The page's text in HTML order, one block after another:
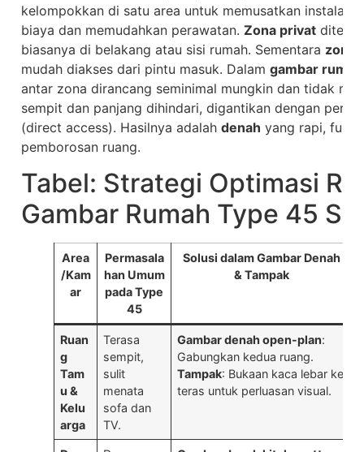
kelompokkan di satu area untuk memusatkan instalasi
biaya dan memudahkan perawatan. Zona privat
biasanya di belakang atau sisi rumah. Sementara zona
mudah diakses dari pintu masuk. Dalam gambar
antar zona dirancang seminimal mungkin dan tidak
sempit dan panjang dihindari, digantikan dengan
(direct access). Hasilnya adalah denah yang rapi,
pemborosan ruang.
Tabel: Strategi Optimasi
Gambar Rumah Type 45
Area
/Kam
ar
Permasala
han Umum
pada Type
45
Solusi dalam Gambar Denah
& Tampak
Ruan
g
Tam
u &
Kelu
arga
Terasa
sempit,
sulit
menata
sofa dan
TV.
Gambar denah open-plan:
Gabungkan kedua ruang.
Tampak: Bukaan kaca lebar ke
teras untuk perluasan visual.